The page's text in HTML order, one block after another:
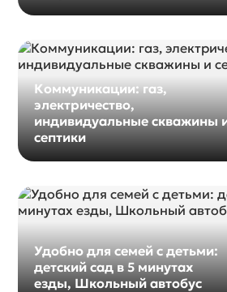
Коммуникации: газ,
электричество,
индивидуальные скважины
септики
Удобно для семей с детьми:
детский сад в 5 минутах
езды, Школьный автобус